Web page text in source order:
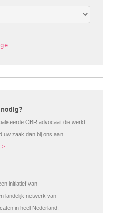
nodig?
CBR advocaat die werkt
uw zaak dan bij ons aan.
>
initiatief van
landelijk netwerk van
in heel Nederland.